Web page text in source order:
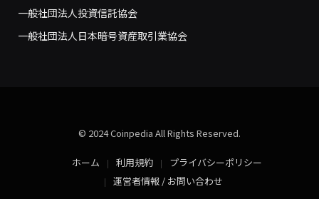
一般社団法人投資信託協会
一般社団法人日本暗号資産取引業協会
© 2024 Coinpedia All Rights Reserved.
ホーム 利用規約
プライバシーポリシー
運営者情報 / お問い合わせ